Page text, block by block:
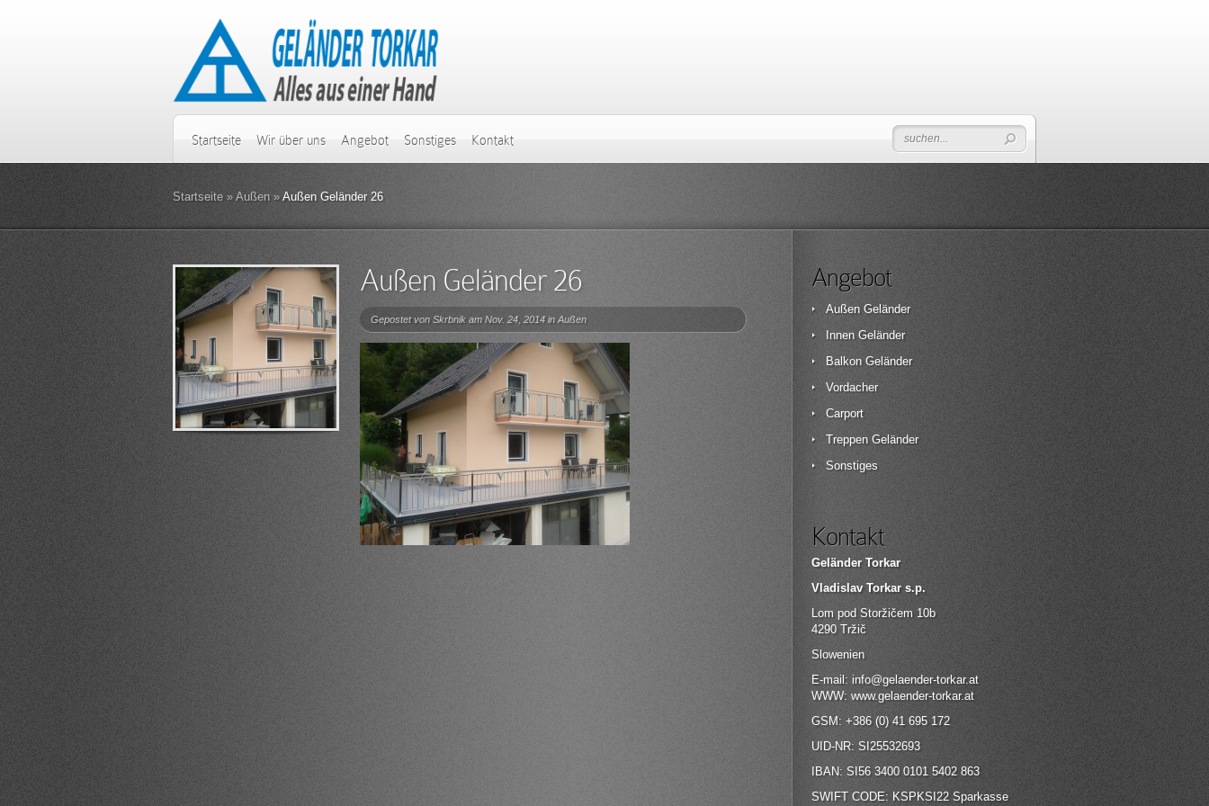
Startseite Wir über uns Angebot Sonstiges Kontakt
Startseite » Außen » Außen Geländer 26
Außen Geländer 26
Gepostet von Skrbnik am Nov. 24, 2014 in Außen
Angebot
Außen Geländer
Innen Geländer
Balkon Geländer
Vordacher
Carport
Treppen Geländer
Sonstiges
Kontakt
Geländer Torkar
Vladislav Torkar s.p.
Lom pod Storžičem 10b
4290 Tržič
Slowenien
E-mail: info@gelaender-torkar.at
WWW: www.gelaender-torkar.at
GSM: +386 (0) 41 695 172
UID-NR: SI25532693
IBAN: SI56 3400 0101 5402 863
SWIFT CODE: KSPKSI22 Sparkasse